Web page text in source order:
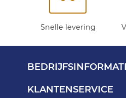
Snelle levering
KLANTENSERVICE